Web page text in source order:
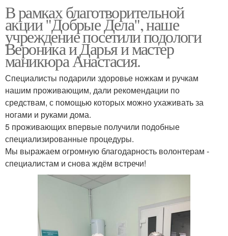
В рамках благотворительной
акции "Добрые Дела", наше
учреждение посетили подологи
Вероника и Дарья и мастер
маникюра Анастасия.
Специалисты подарили здоровье ножкам и ручкам
нашим проживающим, дали рекомендации по
средствам, с помощью которых можно ухаживать за
ногами и руками дома.
5 проживающих впервые получили подобные
специализированные процедуры.
Мы выражаем огромную благодарность волонтерам -
специалистам и снова ждём встречи!